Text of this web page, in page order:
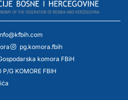
pg.komora.fbih
komora FBiH
P/G KOMORE FBIH